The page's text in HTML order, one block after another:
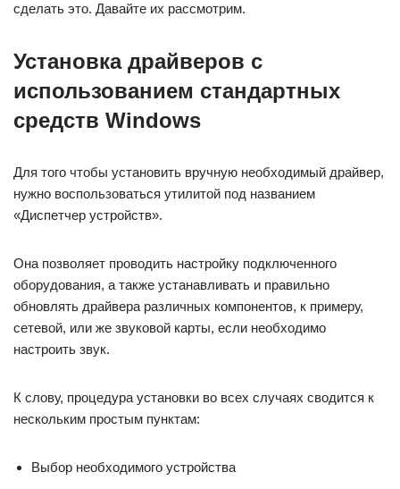
сделать это. Давайте их рассмотрим.
Установка драйверов с
использованием стандартных
средств Windows
Для того чтобы установить вручную необходимый драйвер,
нужно воспользоваться утилитой под названием
«Диспетчер устройств».
Она позволяет проводить настройку подключенного
оборудования, а также устанавливать и правильно
обновлять драйвера различных компонентов, к примеру,
сетевой, или же звуковой карты, если необходимо
настроить звук.
К слову, процедура установки во всех случаях сводится к
нескольким простым пунктам:
Выбор необходимого устройства